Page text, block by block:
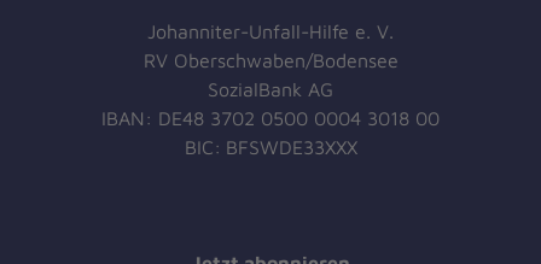
Johanniter-Unfall-Hilfe e. V.
RV Oberschwaben/Bodensee
SozialBank AG
IBAN: DE48 3702 0500 0004 3018 00
BIC: BFSWDE33XXX